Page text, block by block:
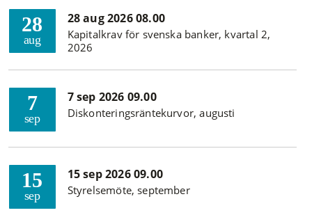
28
aug
28 aug 2026 08.00
Kapitalkrav för svenska banker, kvartal 2,
2026
7
sep
7 sep 2026 09.00
Diskonteringsräntekurvor, augusti
15
sep
15 sep 2026 09.00
Styrelsemöte, september